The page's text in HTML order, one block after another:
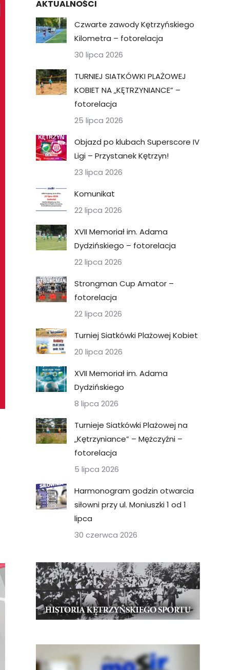
AKTUALNOŚCI
Czwarte zawody Kętrzyńskiego
Kilometra – fotorelacja
30 lipca 2026
TURNIEJ SIATKÓWKI PLAŻOWEJ
KOBIET NA „KĘTRZYNIANCE” –
fotorelacja
25 lipca 2026
Objazd po klubach Superscore IV
Ligi – Przystanek Kętrzyn!
23 lipca 2026
Komunikat
22 lipca 2026
XVII Memoriał im. Adama
Dydzińskiego – fotorelacja
22 lipca 2026
Strongman Cup Amator –
fotorelacja
22 lipca 2026
Turniej Siatkówki Plażowej Kobiet
20 lipca 2026
XVII Memoriał im. Adama
Dydzińskiego
8 lipca 2026
Turnieje Siatkówki Plażowej na
„Kętrzyniance” – Mężczyźni –
fotorelacja
5 lipca 2026
Harmonogram godzin otwarcia
siłowni przy ul. Moniuszki 1 od 1
lipca
30 czerwca 2026